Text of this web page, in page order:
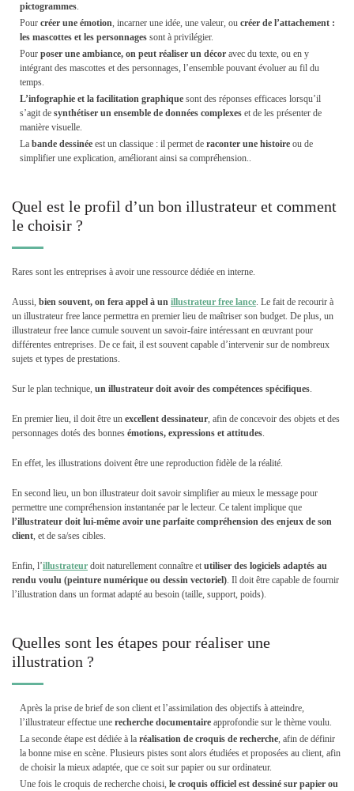
pictogrammes.
Pour créer une émotion, incarner une idée, une valeur, ou créer de l’attachement :
les mascottes et les personnages sont à privilégier.
Pour poser une ambiance, on peut réaliser un décor avec du texte, ou en y
intégrant des mascottes et des personnages, l’ensemble pouvant évoluer au fil du
temps.
L’infographie et la facilitation graphique sont des réponses efficaces lorsqu’il
s’agit de synthétiser un ensemble de données complexes et de les présenter de
manière visuelle.
La bande dessinée est un classique : il permet de raconter une histoire ou de
simplifier une explication, améliorant ainsi sa compréhension..
Quel est le profil d’un bon illustrateur et comment
le choisir ?
Rares sont les entreprises à avoir une ressource dédiée en interne.
Aussi, bien souvent, on fera appel à un illustrateur free lance. Le fait de recourir à
un illustrateur free lance permettra en premier lieu de maîtriser son budget. De plus, un
illustrateur free lance cumule souvent un savoir-faire intéressant en œuvrant pour
différentes entreprises. De ce fait, il est souvent capable d’intervenir sur de nombreux
sujets et types de prestations.
Sur le plan technique, un illustrateur doit avoir des compétences spécifiques.
En premier lieu, il doit être un excellent dessinateur, afin de concevoir des objets et des
personnages dotés des bonnes émotions, expressions et attitudes.
En effet, les illustrations doivent être une reproduction fidèle de la réalité.
En second lieu, un bon illustrateur doit savoir simplifier au mieux le message pour
permettre une compréhension instantanée par le lecteur. Ce talent implique que
l’illustrateur doit lui-même avoir une parfaite compréhension des enjeux de son
client, et de sa/ses cibles.
Enfin, l’illustrateur doit naturellement connaître et utiliser des logiciels adaptés au
rendu voulu (peinture numérique ou dessin vectoriel). Il doit être capable de fournir
l’illustration dans un format adapté au besoin (taille, support, poids).
Quelles sont les étapes pour réaliser une
illustration ?
Après la prise de brief de son client et l’assimilation des objectifs à atteindre,
l’illustrateur effectue une recherche documentaire approfondie sur le thème voulu.
La seconde étape est dédiée à la réalisation de croquis de recherche, afin de définir
la bonne mise en scène. Plusieurs pistes sont alors étudiées et proposées au client, afin
de choisir la mieux adaptée, que ce soit sur papier ou sur ordinateur.
Une fois le croquis de recherche choisi, le croquis officiel est dessiné sur papier ou